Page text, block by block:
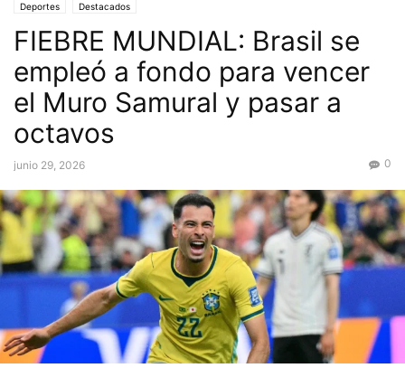
Deportes Destacados
FIEBRE MUNDIAL: Brasil se
empleó a fondo para vencer
el Muro Samural y pasar a
octavos
junio 29, 2026 0